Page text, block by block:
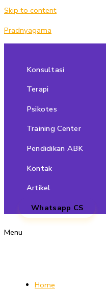
Skip to content
Pradnyagama
Konsultasi
Terapi
Psikotes
Training Center
Pendidikan ABK
Kontak
Artikel
Whatsapp CS
Menu
Home